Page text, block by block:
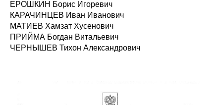
ЕРОШКИН Борис Игоревич
КАРАЧИНЦЕВ Иван Иванович
МАТИЕВ Хамзат Хусенович
ПРИЙМА Богдан Витальевич
ЧЕРНЫШЕВ Тихон Александрович